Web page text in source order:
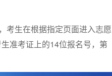
考生在根据指定页面进入志愿
准考证上的14位报名号，第